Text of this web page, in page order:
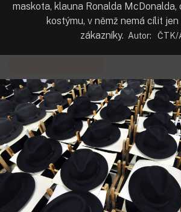
- pev -
PŘEHRÁT ČLÁNEK
fotogalerie
Jak vypadal týden ve světě
dalších velkých událostí? Podívejte
fotografie ze světových agentur,
přípravy aktuálního čísla vybrala
týdeníku Ekonom Michaela
maskota, klauna Ronalda McDonalda,
kostýmu, v němž nemá cílit
zákazníky. Autor: ČTK/